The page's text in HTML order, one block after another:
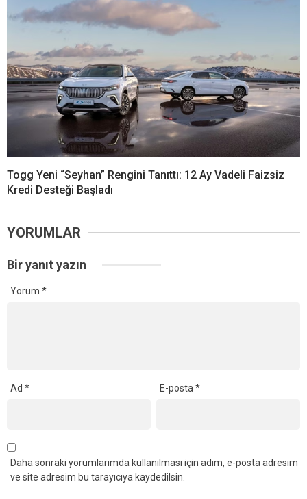
Togg Yeni “Seyhan” Rengini Tanıttı: 12 Ay Vadeli Faizsiz
Kredi Desteği Başladı
YORUMLAR
Bir yanıt yazın
Yorum *
Ad * E-posta*
Daha sonraki yorumlarımda kullanılması için adım, e-posta adresim
ve site adresim bu tarayıcıya kaydedilsin.